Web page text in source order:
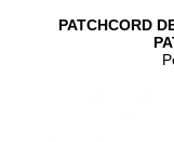
PATCHCORD